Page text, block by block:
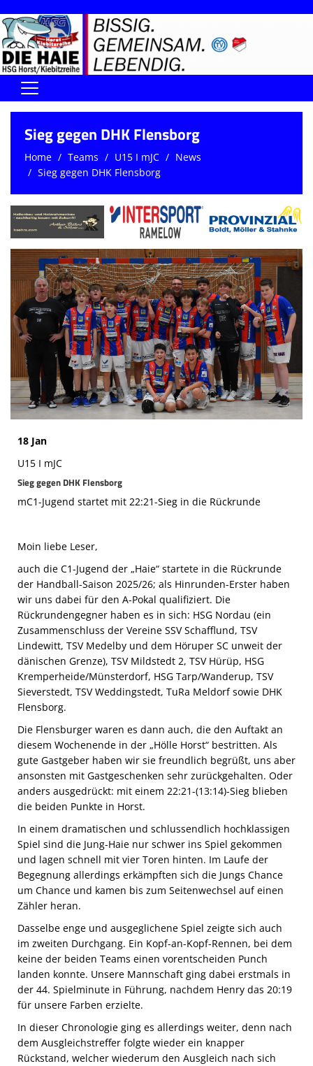
Home
DIE HAIE I Der Vorstand
Handball-Förderverein der Haie
Kontaktformular
UNSERE SPORTHALLEN
Training & Termine
DIENSTE (SR/KG/VK)
Die SpecialHaie
Teams
Trainer
ALLE SPIELE
HAIE TV
NEWSLETTER
DIE HAIE I Intern
Sieg gegen DHK Flensborg
Home Teams U15 I mJC
News
Sieg gegen DHK Flensborg
18 Jan
U15 I mJC
Sieg gegen DHK Flensborg
mC1-Jugend startet mit 22:21-Sieg in die Rückrunde
Moin liebe Leser,
auch die C1-Jugend der „Haie“ startete in die Rückrunde
der Handball-Saison 2025/26; als Hinrunden-Erster haben
wir uns dabei für den A-Pokal qualifiziert. Die
Rückrundengegner haben es in sich: HSG Nordau (ein
Zusammenschluss der Vereine SSV Schafflund, TSV
Lindewitt, TSV Medelby und dem Höruper SC unweit der
dänischen Grenze), TSV Mildstedt 2, TSV Hürüp, HSG
Kremperheide/Münsterdorf, HSG Tarp/Wanderup, TSV
Sieverstedt, TSV Weddingstedt, TuRa Meldorf sowie DHK
Flensborg.
Die Flensburger waren es dann auch, die den Auftakt an
diesem Wochenende in der „Hölle Horst“ bestritten. Als
gute Gastgeber haben wir sie freundlich begrüßt, uns aber
ansonsten mit Gastgeschenken sehr zurückgehalten. Oder
anders ausgedrückt: mit einem 22:21-(13:14)-Sieg blieben
die beiden Punkte in Horst.
In einem dramatischen und schlussendlich hochklassigen
Spiel sind die Jung-Haie nur schwer ins Spiel gekommen
und lagen schnell mit vier Toren hinten. Im Laufe der
Begegnung allerdings erkämpften sich die Jungs Chance
um Chance und kamen bis zum Seitenwechsel auf einen
Zähler heran.
Dasselbe enge und ausgeglichene Spiel zeigte sich auch
im zweiten Durchgang. Ein Kopf-an-Kopf-Rennen, bei dem
keine der beiden Teams einen vorentscheiden Punch
landen konnte. Unsere Mannschaft ging dabei erstmals in
der 44. Spielminute in Führung, nachdem Henry das 20:19
für unsere Farben erzielte.
In dieser Chronologie ging es allerdings weiter, denn nach
dem Ausgleichstreffer folgte wieder ein knapper
Rückstand, welcher wiederum den Ausgleich nach sich